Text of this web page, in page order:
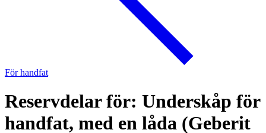
För handfat
Reservdelar för: Underskåp för
handfat, med en låda (Geberit